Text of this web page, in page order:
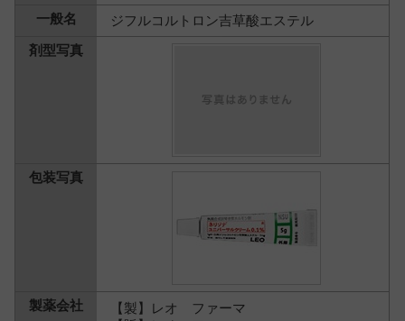
ジフルコルトロン吉草酸エステル
【製】レオ ファーマ